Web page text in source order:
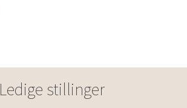
Ledige stillinger